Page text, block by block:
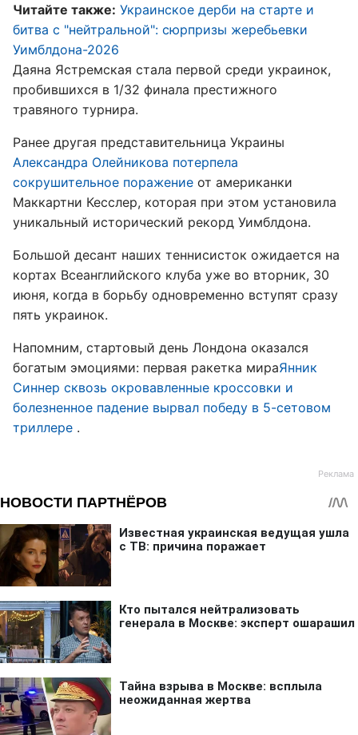
Читайте также: Украинское дерби на старте и
битва с "нейтральной": сюрпризы жеребьевки
Уимблдона-2026
Даяна Ястремская стала первой среди украинок,
пробившихся в 1/32 финала престижного
травяного турнира.
Ранее другая представительница Украины
Александра Олейникова потерпела
сокрушительное поражение от американки
Маккартни Кесслер, которая при этом установила
уникальный исторический рекорд Уимблдона.
Большой десант наших теннисисток ожидается на
кортах Всеанглийского клуба уже во вторник, 30
июня, когда в борьбу одновременно вступят сразу
пять украинок.
Напомним, стартовый день Лондона оказался
богатым эмоциями: первая ракетка мираЯнник
Синнер сквозь окровавленные кроссовки и
болезненное падение вырвал победу в 5-сетовом
триллере .